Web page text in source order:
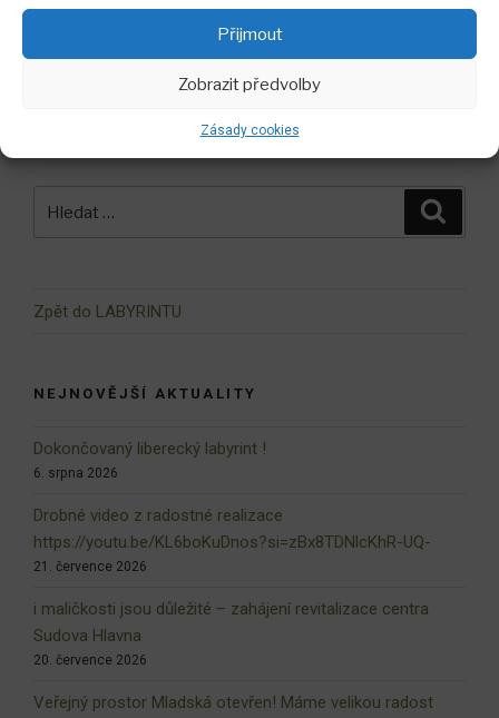
Přijmout
Zobrazit předvolby
Zásady cookies
a naše květnatá louka v Panenských Břežanech již
první rok po založení !
Zpět do LABYRINTU
NEJNOVĚJŠÍ AKTUALITY
Dokončovaný liberecký labyrint !
6. srpna 2026
Drobné video z radostné realizace
https://youtu.be/KL6boKuDnos?si=zBx8TDNlcKhR-UQ-
21. července 2026
i maličkosti jsou důležité – zahájení revitalizace centra
Sudova Hlavna
20. července 2026
Veřejný prostor Mladská otevřen! Máme velikou radost